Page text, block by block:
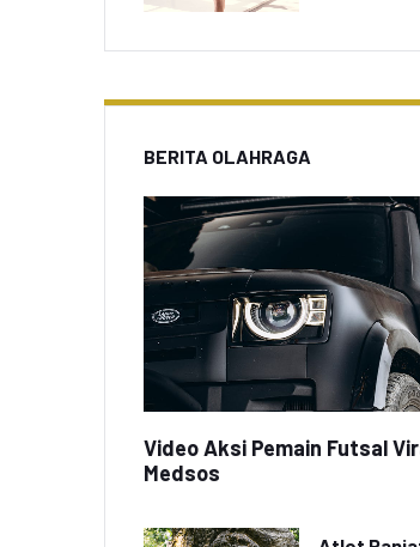
BERITA OLAHRAGA
Video Aksi Pemain Futsal
Medsos